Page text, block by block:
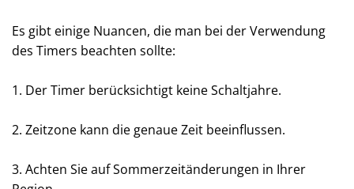
Es gibt einige Nuancen, die man bei der Verwendung
des Timers beachten sollte:
1. Der Timer berücksichtigt keine Schaltjahre.
2. Zeitzone kann die genaue Zeit beeinflussen.
3. Achten Sie auf Sommerzeitänderungen in Ihrer